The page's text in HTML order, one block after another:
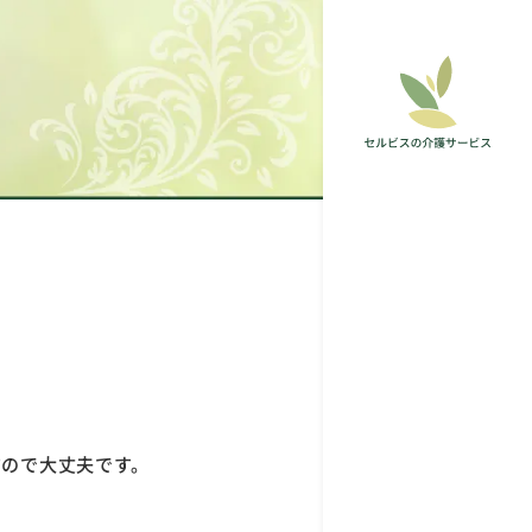
で大丈夫です。